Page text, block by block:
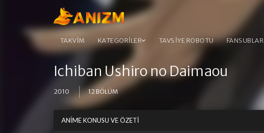
TAKVİM KATEGORİLER TAVSİYE ROBOTU FANSUBLAR
Ichiban Ushiro no Daimaou
2010 12 BÖLÜM
ANIME KONUSU VE ÖZETI